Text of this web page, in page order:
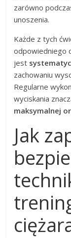
zarówno
unoszenia.
Każde z tych
odpowiedniego
jest
zachowaniu
Regularne
wyciskania
maksymalnej
Jak